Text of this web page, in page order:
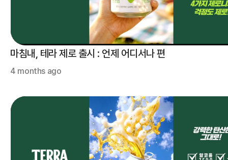
마침내, 테라 제로 출시 : 언제 어디서나 편
4 months ago